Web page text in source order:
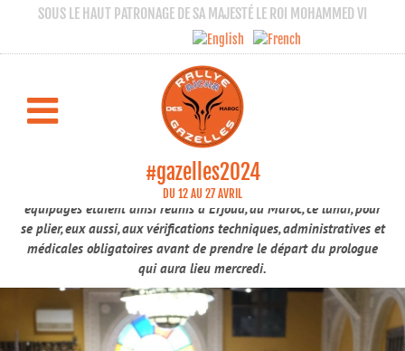
SOUS LE HAUT PATRONAGE DE SA MAJESTÉ LE ROI MOHAMMED VI
#gazelles2024
DU 12 AU 27 AVRIL
Les vérifications préalables au Rallye Aïcha
des Gazelles du Maroc continuent à Erfoud
KASBAH XALUCA, ERFOUD
Erfoud | Vérifications
Toutes les Gazelles n’ont pas pris le départ de Nice samedi. 43
équipages étaient ainsi réunis à Erfoud, au Maroc, ce lundi, pour
se plier, eux aussi, aux vérifications techniques, administratives et
médicales obligatoires avant de prendre le départ du prologue
qui aura lieu mercredi.